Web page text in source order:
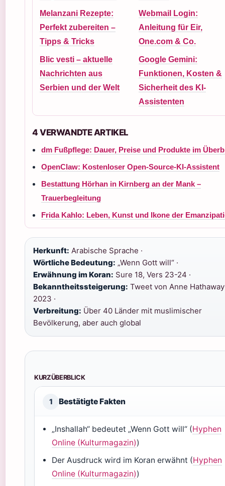
Melanzani Rezepte:
Perfekt zubereiten –
Tipps & Tricks
Webmail Login:
Anleitung für Eir,
One.com & Co.
Blic vesti – aktuelle
Nachrichten aus
Serbien und der Welt
Google Gemini:
Funktionen, Kosten &
Sicherheit des KI-
Assistenten
4 VERWANDTE ARTIKEL
dm Fußpflege: Dauer, Preise und Produkte im
OpenClaw: Kostenloser Open-Source-KI-Assistent
Bestattung Hörhan in Kirnberg an der Mank –
Trauerbegleitung
Frida Kahlo: Leben, Kunst und Ikone der
Herkunft: Arabische Sprache ·
Wörtliche Bedeutung: „Wenn Gott will“ ·
Erwähnung im Koran: Sure 18, Vers 23-24 ·
Bekanntheitssteigerung: Tweet von Anne Hathaway
2023 ·
Verbreitung: Über 40 Länder mit muslimischer
Bevölkerung, aber auch global
KURZÜBERBLICK
1 Bestätigte Fakten
„Inshallah“ bedeutet „Wenn Gott will“ (Hyphen
Online (Kulturmagazin))
Der Ausdruck wird im Koran erwähnt (Hyphen
Online (Kulturmagazin))